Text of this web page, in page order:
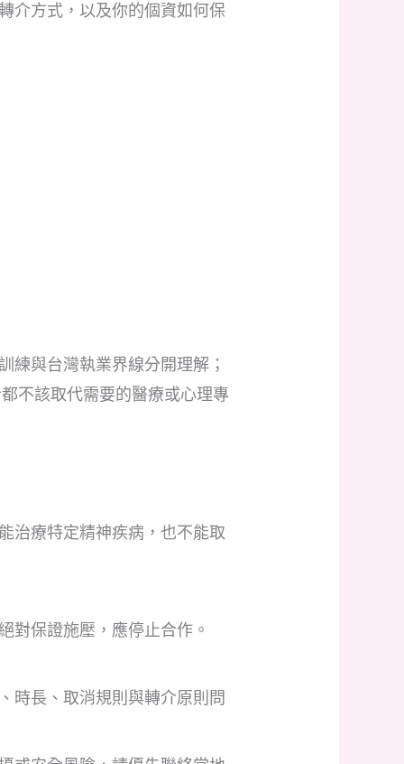
介方式，以及你的個資如何保
練與台灣執業界線分開理解；
不該取代需要的醫療或心理專
治療特定精神疾病，也不能取
對保證施壓，應停止合作。
時長、取消規則與轉介原則問